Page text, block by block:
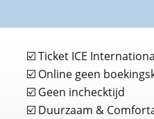
☑️ Ticket ICE
☑️ Online geen
☑️ Geen inchecktijd
☑️ Duurzaam &